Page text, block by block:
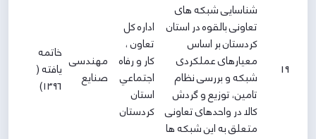
19
شناسایی شبکه های
تعاونی بالقوه در استان
کردستان بر اساس
معیارهای عملکردی
شبکه و بررسی نظام
تامین، توزیع و گردش
کالا در واحدهای تعاونی
متعلق به این شبکه ها
اداره كل
تعاون ،
كار و رفاه
اجتماعي
استان
كردستان
مهندسی
صنایع
خاتمه
یافته (
۱۳۹6)